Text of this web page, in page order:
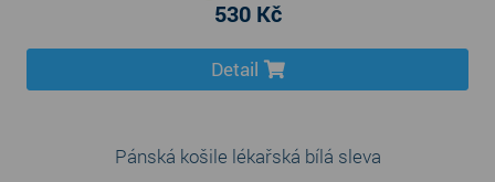
530 Kč
Detail
Pánská košile lékařská bílá sleva